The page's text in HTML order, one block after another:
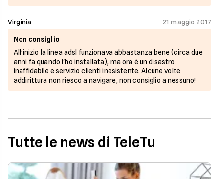
Virginia 21 maggio 2017
Non consiglio
All'inizio la linea adsl funzionava abbastanza bene (circa due
anni fa quando l'ho installata), ma ora è un disastro:
inaffidabile e servizio clienti inesistente. Alcune volte
addirittura non riesco a navigare, non consiglio a nessuno!
Tutte le news di TeleTu